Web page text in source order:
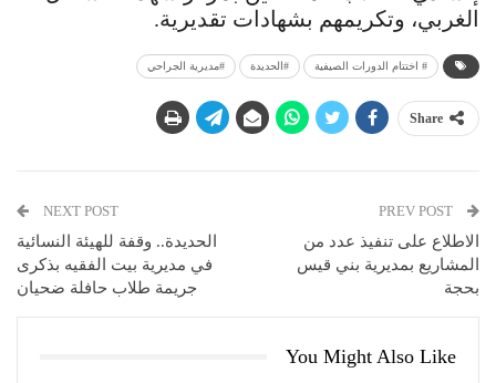
الغربي، وتكريمهم بشهادات تقديرية.
# اختتام الدورات الصيفية #الحديدة #مديرية الجراحي
Share
الاطلاع على تنفيذ عدد من
المشاريع بمديرية بني قيس
بحجة
NEXT POST
الحديدة.. وقفة للهيئة النسائية
في مديرية بيت الفقيه بذكرى
جريمة طلاب حافلة ضحيان
You Might Also Like